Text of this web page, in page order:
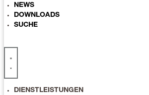
NEWS
DOWNLOADS
SUCHE
DIENSTLEISTUNGEN